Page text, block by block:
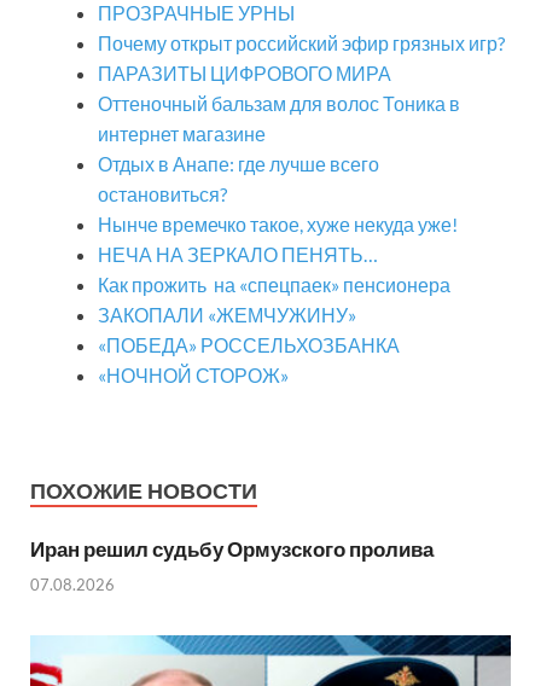
ПРОЗРАЧНЫЕ УРНЫ
Почему открыт российский эфир грязных игр?
ПАРАЗИТЫ ЦИФРОВОГО МИРА
Оттеночный бальзам для волос Тоника в
интернет магазине
Отдых в Анапе: где лучше всего
остановиться?
Нынче времечко такое, хуже некуда уже!
НЕЧА НА ЗЕРКАЛО ПЕНЯТЬ…
Как прожить на «спецпаек» пенсионера
ЗАКОПАЛИ «ЖЕМЧУЖИНУ»
«ПОБЕДА» РОССЕЛЬХОЗБАНКА
«НОЧНОЙ СТОРОЖ»
ПОХОЖИЕ НОВОСТИ
Иран решил судьбу Ормузского пролива
07.08.2026